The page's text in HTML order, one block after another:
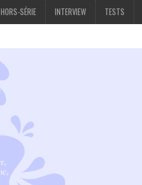
HORS-SÉRIE INTERVIEW TESTS